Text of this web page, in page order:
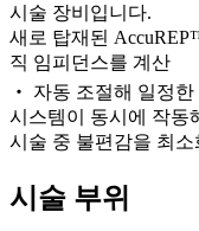
시술 장비입니다.
새로 탑재된
직 임피던스를 계산
‧ 자동 조절해 일정
시스템이 동시에 작동
시술 중 불편감을 최소
시술 부위